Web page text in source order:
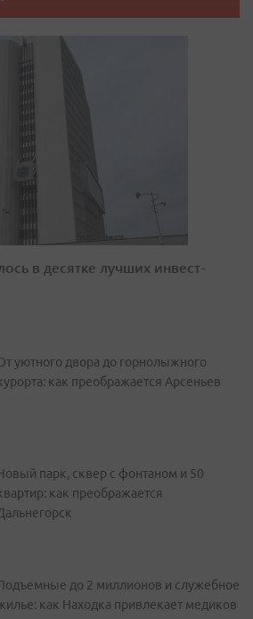
в десятке лучших инвест-
уютного двора до горнолыжного
как преображается Арсеньев
парк, сквер с фонтаном и 50
как преображается
до 2 миллионов и служебное
как Находка привлекает медиков